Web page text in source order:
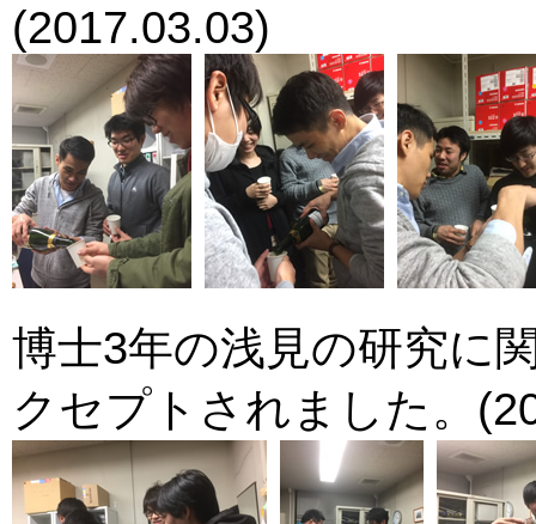
(2017.03.03)
博士3年の浅見の研究に
クセプトされました。